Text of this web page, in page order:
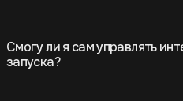
Смогу ли я сам управлять
запуска?